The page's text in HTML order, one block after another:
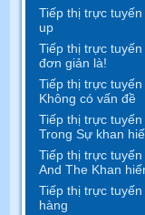
Tiếp thị trực
up
Tiếp thị trực
đơn giản là!
Tiếp thị trực
Không có vấn đề
Tiếp thị trực
Trong Sự khan
Tiếp thị trực
And The Khan
Tiếp thị trực
hàng